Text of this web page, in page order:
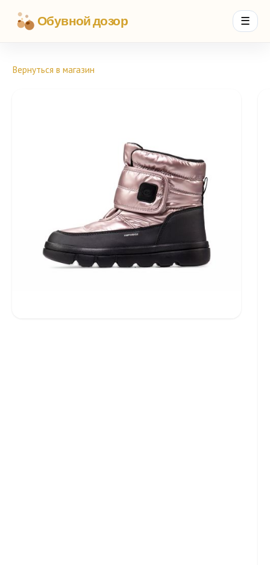
Обувной дозор ☰
Вернуться в магазин